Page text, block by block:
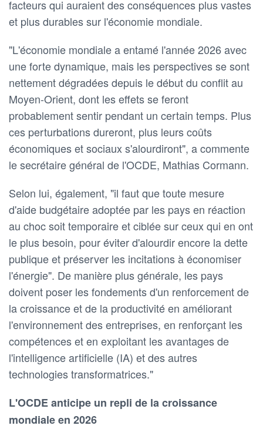
facteurs qui auraient des conséquences plus vastes
et plus durables sur l'économie mondiale.
"L'économie mondiale a entamé l'année 2026 avec
une forte dynamique, mais les perspectives se sont
nettement dégradées depuis le début du conflit au
Moyen-Orient, dont les effets se feront
probablement sentir pendant un certain temps. Plus
ces perturbations dureront, plus leurs coûts
économiques et sociaux s'alourdiront", a commente
le secrétaire général de l'OCDE, Mathias Cormann.
Selon lui, également, "il faut que toute mesure
d'aide budgétaire adoptée par les pays en réaction
au choc soit temporaire et ciblée sur ceux qui en ont
le plus besoin, pour éviter d'alourdir encore la dette
publique et préserver les incitations à économiser
l'énergie". De manière plus générale, les pays
doivent poser les fondements d'un renforcement de
la croissance et de la productivité en améliorant
l'environnement des entreprises, en renforçant les
compétences et en exploitant les avantages de
l'intelligence artificielle (IA) et des autres
technologies transformatrices."
L'OCDE anticipe un repli de la croissance
mondiale en 2026